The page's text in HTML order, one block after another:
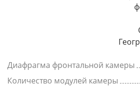
Диафрагма фронтальной камеры
Количество модулей камеры